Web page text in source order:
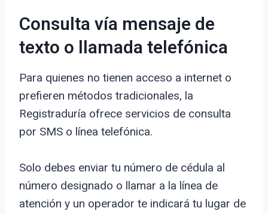
Consulta vía mensaje de
texto o llamada telefónica
Para quienes no tienen acceso a internet o
prefieren métodos tradicionales, la
Registraduría ofrece servicios de consulta
por SMS o línea telefónica.
Solo debes enviar tu número de cédula al
número designado o llamar a la línea de
atención y un operador te indicará tu lugar de